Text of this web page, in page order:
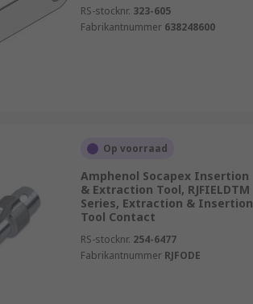
RS-stocknr. 323-605
Fabrikantnummer 638248600
Op voorraad
Amphenol Socapex Insertion
& Extraction Tool, RJFIELDTM
Series, Extraction & Insertion
Tool Contact
RS-stocknr. 254-6477
Fabrikantnummer RJFODE